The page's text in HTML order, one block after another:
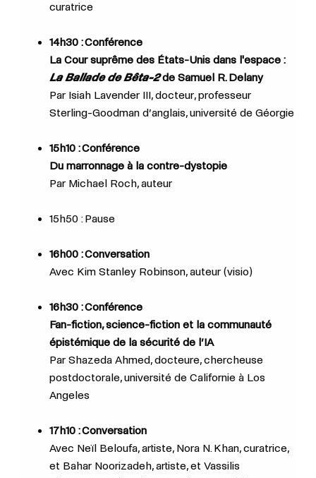
curatrice
14h30 : Conférence
La Cour suprême des États-Unis dans l'espace :
La Ballade de Bêta-2 de Samuel R. Delany
Par Isiah Lavender III, docteur, professeur
Sterling-Goodman d’anglais, université de Géorgie
15h10 : Conférence
Du marronnage à la contre-dystopie
Par Michael Roch, auteur
15h50 : Pause
16h00 : Conversation
Avec Kim Stanley Robinson, auteur (visio)
16h30 : Conférence
Fan-fiction, science-fiction et la communauté
épistémique de la sécurité de l’IA
Par Shazeda Ahmed, docteure, chercheuse
postdoctorale, université de Californie à Los
Angeles
17h10 : Conversation
Avec Neïl Beloufa, artiste, Nora N. Khan, curatrice,
et Bahar Noorizadeh, artiste, et Vassilis